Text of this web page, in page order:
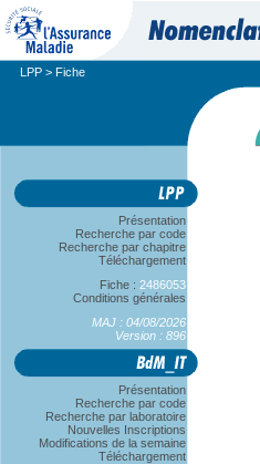
LPP > Fiche
Présentation
Recherche par code
Recherche par chapitre
Téléchargement
Fiche : 2486053
Conditions générales
MAJ : 04/08/2026
Version : 896
Présentation
Recherche par code
Recherche par laboratoire
Nouvelles Inscriptions
Modifications de la semaine
Téléchargement